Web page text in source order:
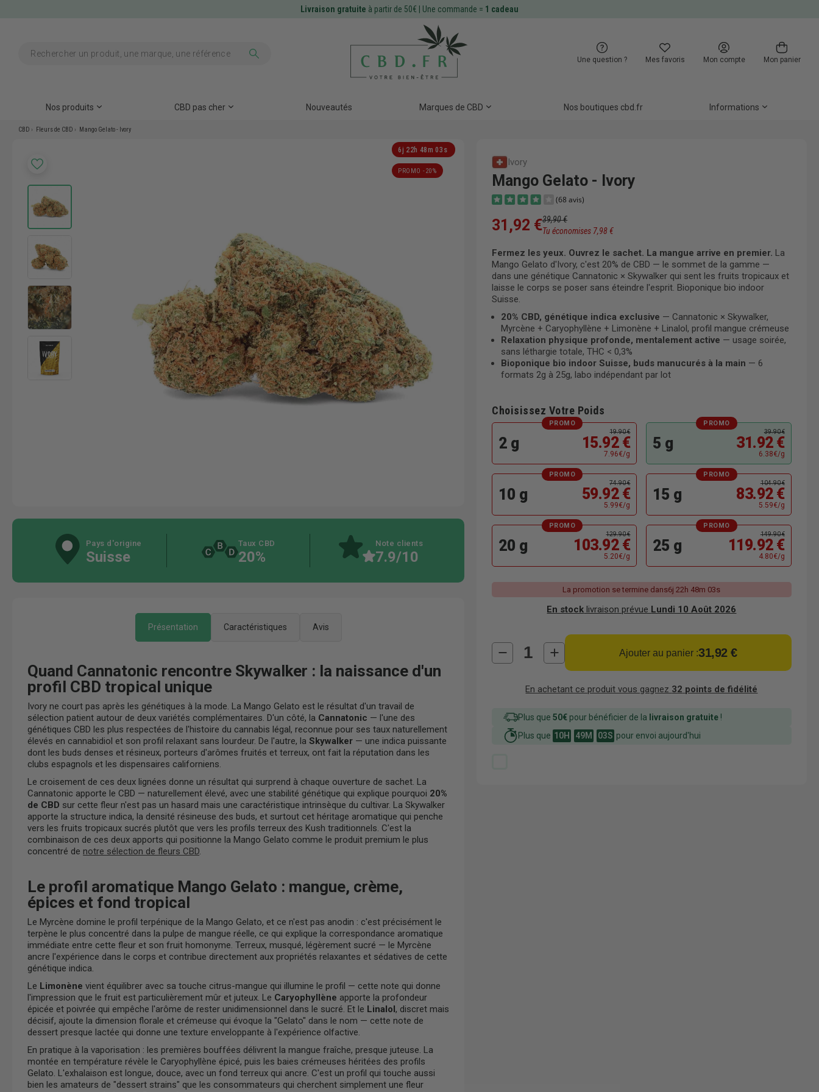
Livraison gratuite à partir de 50€ | Une commande = 1 cadeau
Mon compte
Une question ? Mes favoris Mon panier
Nos produits CBD pas cher Nouveautés Marques de CBD Nos boutiques cbd.fr Informations
CBD Fleurs de CBD Mango Gelato - Ivory
6j 22h 48m 02 s
PROMO -20%
Ivory
Mango Gelato - Ivory
31,92 €39,90 €
Tu économises 7,98 €
Fermez les yeux. Ouvrez le sachet. La mangue arrive en premier. La
Mango Gelato d'Ivory, c'est 20% de CBD — le sommet de la gamme —
dans une génétique Cannatonic × Skywalker qui sent les fruits tropicaux et
laisse le corps se poser sans éteindre l'esprit. Bioponique bio indoor
Suisse.
20% CBD, génétique indica exclusive — Cannatonic × Skywalker,
Myrcène + Caryophyllène + Limonène + Linalol, profil mangue crémeuse
Relaxation physique profonde, mentalement active — usage soirée,
sans léthargie totale, THC < 0,3%
Bioponique bio indoor Suisse, buds manucurés à la main — 6
formats 2g à 25g, labo indépendant par lot
Choisissez Votre Poids
2 g
19.90 €
15.92 €
7.96€/g
PROMO
5 g
39.90 €
31.92 €
6.38€/g
PROMO
10 g
74.90 €
59.92 €
5.99€/g
PROMO
15 g
104.90 €
83.92 €
5.59€/g
PROMO
20 g
129.90 €
103.92 €
5.20€/g
PROMO
25 g
149.90 €
119.92 €
4.80€/g
PROMO
La promotion se termine dans6j 22h 48m 02s
En stock livraison prévue Lundi 10 Août 2026
Ajouter au panier :31,92 €
En achetant ce produit vous gagnez 32 points de fidélité
Plus que50€ pour bénéficier de la livraison gratuite !
Plus que 10H 49M 02S pour envoi aujourd'hui
Pays d'origine
Suisse
Taux CBD
20%
Note clients
7.9/10
Présentation Caractéristiques Avis
Quand Cannatonic rencontre Skywalker : la naissance d'un
profil CBD tropical unique
Ivory ne court pas après les génétiques à la mode. La Mango Gelato est le résultat d'un travail de
sélection patient autour de deux variétés complémentaires. D'un côté, la Cannatonic — l'une des
génétiques CBD les plus respectées de l'histoire du cannabis légal, reconnue pour ses taux naturellement
élevés en cannabidiol et son profil relaxant sans lourdeur. De l'autre, laSkywalker — une indica puissante
dont les buds denses et résineux, porteurs d'arômes fruités et terreux, ont fait la réputation dans les
clubs espagnols et les dispensaires californiens.
Le croisement de ces deux lignées donne un résultat qui surprend à chaque ouverture de sachet. La
Cannatonic apporte le CBD — naturellement élevé, avec une stabilité génétique qui explique pourquoi 20%
de CBD sur cette fleur n'est pas un hasard mais une caractéristique intrinsèque du cultivar. La Skywalker
apporte la structure indica, la densité résineuse des buds, et surtout cet héritage aromatique qui penche
vers les fruits tropicaux sucrés plutôt que vers les profils terreux des Kush traditionnels. C'est la
combinaison de ces deux apports qui positionne la Mango Gelato comme le produit premium le plus
concentré de notre sélection de fleurs CBD.
Le profil aromatique Mango Gelato : mangue, crème,
épices et fond tropical
Le Myrcène domine le profil terpénique de la Mango Gelato, et ce n'est pas anodin : c'est précisément le
terpène le plus concentré dans la pulpe de mangue réelle, ce qui explique la correspondance aromatique
immédiate entre cette fleur et son fruit homonyme. Terreux, musqué, légèrement sucré — le Myrcène
ancre l'expérience dans le corps et contribue directement aux propriétés relaxantes et sédatives de cette
génétique indica.
Le Limonène vient équilibrer avec sa touche citrus-mangue qui illumine le profil — cette note qui donne
l'impression que le fruit est particulièrement mûr et juteux. Le Caryophyllène apporte la profondeur
épicée et poivrée qui empêche l'arôme de rester unidimensionnel dans le sucré. Et le Linalol, discret mais
décisif, ajoute la dimension florale et crémeuse qui évoque la "Gelato" dans le nom — cette note de
dessert presque lactée qui donne une texture enveloppante à l'expérience olfactive.
En pratique à la vaporisation : les premières bouffées délivrent la mangue fraîche, presque juteuse. La
montée en température révèle le Caryophyllène épicé, puis les baies crémeuses héritées des profils
Gelato. L'exhalaison est longue, douce, avec un fond terreux qui ancre. C'est un profil qui touche aussi
bien les amateurs de "dessert strains" que les consommateurs qui cherchent simplement une fleur